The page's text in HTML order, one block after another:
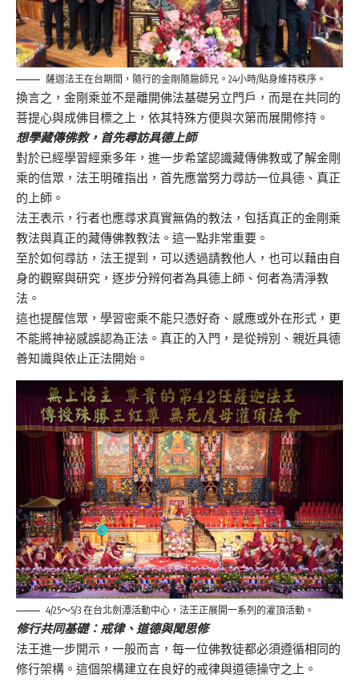
薩迦法王在台期間，隨行的金剛隨扈師兄。24小時/貼身維持秩序。
換言之，金剛乘並不是離開佛法基礎另立門戶，而是在共同的
菩提心與成佛目標之上，依其特殊方便與次第而展開修持。
想學藏傳佛教，首先尋訪具德上師
對於已經學習經乘多年，進一步希望認識藏傳佛教或了解金剛
乘的信眾，法王明確指出，首先應當努力尋訪一位具德、真正
的上師。
法王表示，行者也應尋求真實無偽的教法，包括真正的金剛乘
教法與真正的藏傳佛教教法。這一點非常重要。
至於如何尋訪，法王提到，可以透過請教他人，也可以藉由自
身的觀察與研究，逐步分辨何者為具德上師、何者為清淨教
法。
這也提醒信眾，學習密乘不能只憑好奇、感應或外在形式，更
不能將神祕感誤認為正法。真正的入門，是從辨別、親近具德
善知識與依止正法開始。
4/25～5/3 在台北劍潭活動中心，法王正展開一系列的灌頂活動。
修行共同基礎：戒律、道德與聞思修
法王進一步開示，一般而言，每一位佛教徒都必須遵循相同的
修行架構。這個架構建立在良好的戒律與道德操守之上。